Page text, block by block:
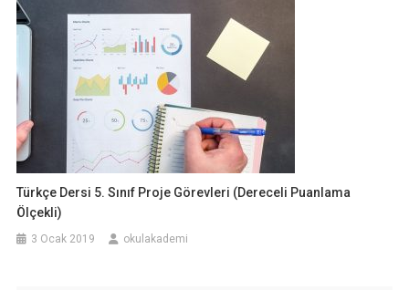
Türkçe Dersi 5. Sınıf Proje Görevleri (Dereceli Puanlama
Ölçekli)
3 Ocak 2019 okulakademi